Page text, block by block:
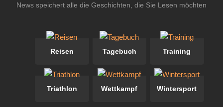
News speichert alle die Geschichten, die Sie Lesen möchten
Reisen Tagebuch Training
Triathlon Wettkampf Wintersport